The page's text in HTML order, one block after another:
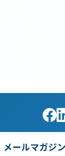
メールマガジ